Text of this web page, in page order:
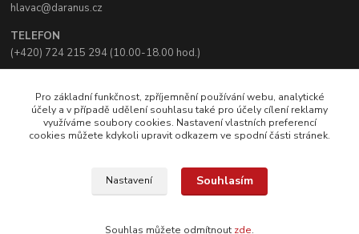
hlavac@daranus.cz
TELEFON
(+420) 724 215 294 (10.00-18.00 hod.)
Creative Booster, s.r.o.
K Vizerce 64
164 00 Praha 6
Pro základní funkčnost, zpříjemnění používání webu, analytické
účely a v případě udělení souhlasu také pro účely cílení reklamy
využíváme soubory cookies. Nastavení vlastních preferencí
cookies můžete kdykoli upravit odkazem ve spodní části stránek.
Nastavení Souhlasím
Souhlas můžete odmítnout zde.